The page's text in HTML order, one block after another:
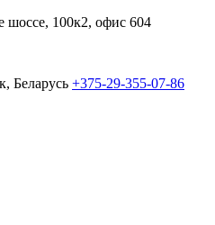
шоссе, 100к2, офис 604
Беларусь +375-29-355-07-86